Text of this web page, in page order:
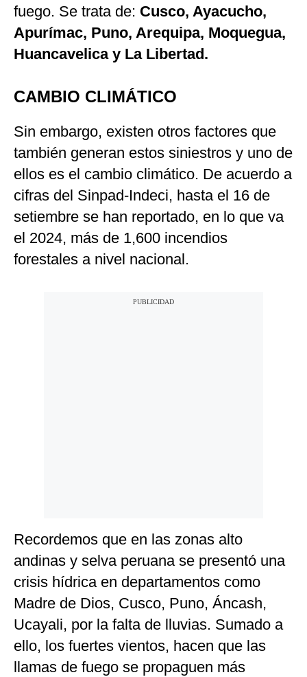
fuego. Se trata de: Cusco, Ayacucho,
Apurímac, Puno, Arequipa, Moquegua,
Huancavelica y La Libertad.
CAMBIO CLIMÁTICO
Sin embargo, existen otros factores que
también generan estos siniestros y uno de
ellos es el cambio climático. De acuerdo a
cifras del Sinpad-Indeci, hasta el 16 de
setiembre se han reportado, en lo que va
el 2024, más de 1,600 incendios
forestales a nivel nacional.
Recordemos que en las zonas alto
andinas y selva peruana se presentó una
crisis hídrica en departamentos como
Madre de Dios, Cusco, Puno, Áncash,
Ucayali, por la falta de lluvias. Sumado a
ello, los fuertes vientos, hacen que las
llamas de fuego se propaguen más